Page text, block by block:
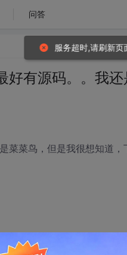
问答
有源码。。我
菜鸟，但是我很想知道，
服务超时,请刷新页